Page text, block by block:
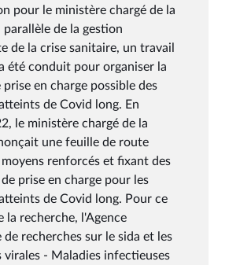
pour le ministère chargé de la
parallèle de la gestion
de la crise sanitaire, un travail
été conduit pour organiser la
prise en charge possible des
de Covid long. En
le ministère chargé de la
une feuille de route
renforcés et fixant des
prise en charge pour les
de Covid long. Pour ce
la recherche, l'Agence
de recherches sur le sida et les
virales - Maladies infectieuses